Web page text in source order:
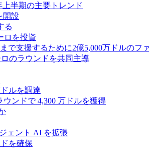
上半期の主要トレンド
開設
る
ロを投資
で支援するために2億5,000万ドルのフ
のラウンドを共同主導
ルを調達
ンドで 4,300 万ドルを獲得
ェント AI を拡張
を確保